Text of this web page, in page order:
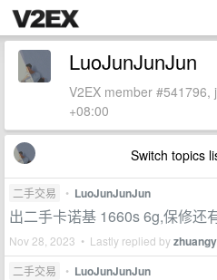
LuoJunJunJun
V2EX member
+08:00
Switch topics
二手交易 • LuoJunJunJun
出二手卡诺基 1660s 6g,保修还
Nov 28, 2023 • Lastly replied by
二手交易 • LuoJunJunJun